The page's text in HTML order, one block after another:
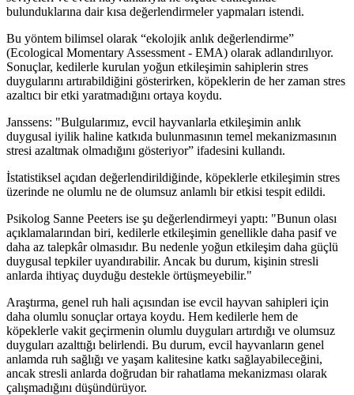
bulunduklarına dair kısa değerlendirmeler yapmaları istendi.
Bu yöntem bilimsel olarak “ekolojik anlık değerlendirme”
(Ecological Momentary Assessment - EMA) olarak adlandırılıyor.
Sonuçlar, kedilerle kurulan yoğun etkileşimin sahiplerin stres
duygularını artırabildiğini gösterirken, köpeklerin de her zaman stres
azaltıcı bir etki yaratmadığını ortaya koydu.
Janssens: "Bulgularımız, evcil hayvanlarla etkileşimin anlık
duygusal iyilik haline katkıda bulunmasının temel mekanizmasının
stresi azaltmak olmadığını gösteriyor” ifadesini kullandı.
İstatistiksel açıdan değerlendirildiğinde, köpeklerle etkileşimin stres
üzerinde ne olumlu ne de olumsuz anlamlı bir etkisi tespit edildi.
Psikolog Sanne Peeters ise şu değerlendirmeyi yaptı: "Bunun olası
açıklamalarından biri, kedilerle etkileşimin genellikle daha pasif ve
daha az talepkâr olmasıdır. Bu nedenle yoğun etkileşim daha güçlü
duygusal tepkiler uyandırabilir. Ancak bu durum, kişinin stresli
anlarda ihtiyaç duyduğu destekle örtüşmeyebilir."
Araştırma, genel ruh hali açısından ise evcil hayvan sahipleri için
daha olumlu sonuçlar ortaya koydu. Hem kedilerle hem de
köpeklerle vakit geçirmenin olumlu duyguları artırdığı ve olumsuz
duyguları azalttığı belirlendi. Bu durum, evcil hayvanların genel
anlamda ruh sağlığı ve yaşam kalitesine katkı sağlayabileceğini,
ancak stresli anlarda doğrudan bir rahatlama mekanizması olarak
çalışmadığını düşündürüyor.